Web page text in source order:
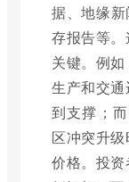
据、地缘
存报告等
关键。例
生产和交
到支撑；
区冲突升
价格。投